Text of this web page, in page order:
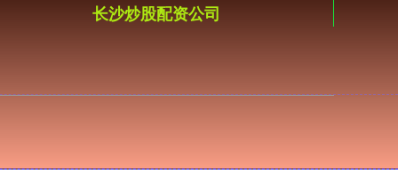
长沙炒股配资公司